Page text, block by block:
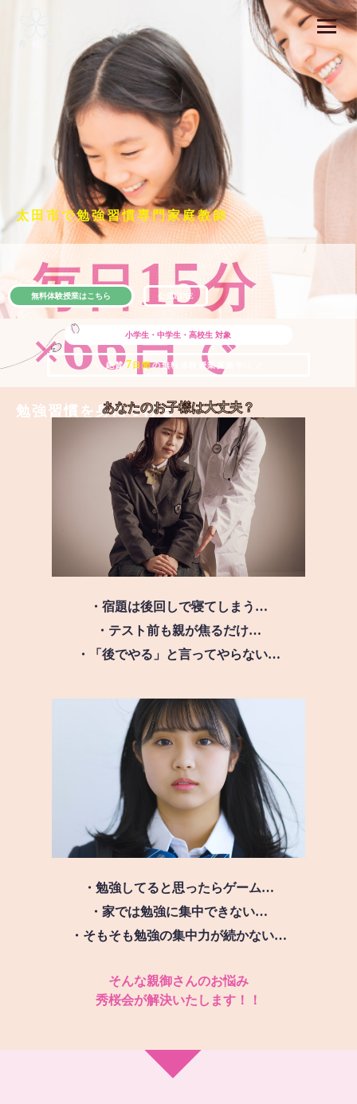
太田市で勉強習慣専門家庭教師
毎日15分
×66日で
勉強習慣を身につける
小学生・中学生・高校生 対象
＼ 絶賛 7 日間の無料体験授業実施中!! ／
無料体験授業はこちら 公式LINE
あなたのお子様は大丈夫？
・宿題は後回しで寝てしまう…
・テスト前も親が焦るだけ…
・「後でやる」と言ってやらない…
・勉強してると思ったらゲーム…
・家では勉強に集中できない…
・そもそも勉強の集中力が続かない…
そんな親御さんのお悩み
秀桜会が解決いたします！！